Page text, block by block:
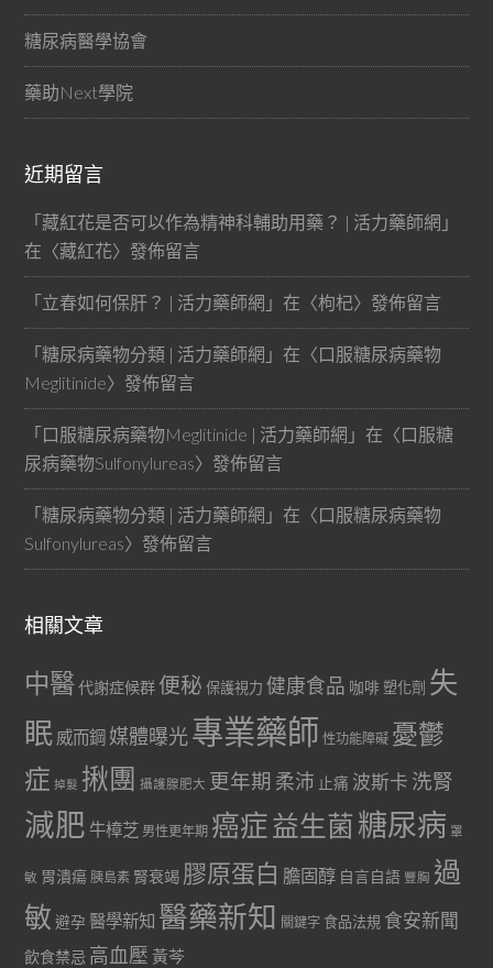
糖尿病醫學協會
藥助Next學院
近期留言
「藏紅花是否可以作為精神科輔助用藥？ | 活力藥師網 」
在〈藏紅花〉發佈留言
「立春如何保肝？ | 活力藥師網 」在〈枸杞〉發佈留言
「糖尿病藥物分類 | 活力藥師網 」在〈口服糖尿病藥物
Meglitinide〉發佈留言
「口服糖尿病藥物Meglitinide | 活力藥師網 」在〈口服糖
尿病藥物Sulfonylureas〉發佈留言
「糖尿病藥物分類 | 活力藥師網 」在〈口服糖尿病藥物
Sulfonylureas〉發佈留言
相關文章
中醫代謝症候群 便秘 保護視力 健康食品 咖啡 塑化劑 失
眠 威而鋼 媒體曝光專業藥師 性功能障礙 憂鬱
症 掉髮 揪團 攝護腺肥大 更年期 柔沛 止痛 波斯卡 洗腎
減肥 牛樟芝 男性更年期 癌症益生菌 糖尿病 罩
敏 胃潰瘍 胰島素 腎衰竭 膠原蛋白 膽固醇 自言自語 豐胸 過
敏 避孕 醫學新知 醫藥新知 關鍵字 食品法規 食安新聞
飲食禁忌 高血壓 黃芩